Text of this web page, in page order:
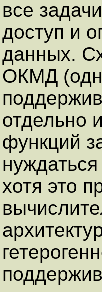
все
доступ и
данных.
ОКМД
отдельно
функций
хотя это